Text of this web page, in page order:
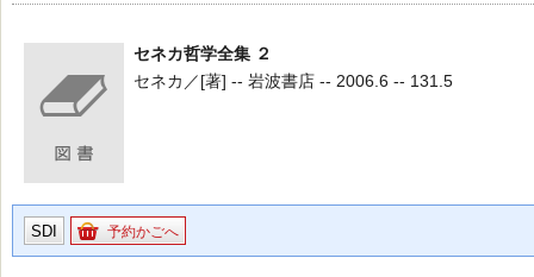
セネカ哲学全集 ２
セネカ／[著] -- 岩波書店 -- 2006.6 -- 131.5
SDI 予約かごへ